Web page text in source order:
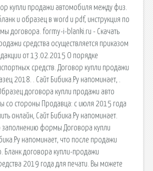
купли продажи автомобиля между физ.
и образец в word и pdf, инструкция по
договора. formy-i-blanki.ru - Скачать
средства осуществляется приказом
от 13.02.2015 О порядке
средств. Договор купли продажи
2018. . Сайт Бибика.Ру напоминает, .
договора купли продажи авто
со стороны Продавца: с июля 2015 года
онлайн, Сайт Бибика.Ру напоминает.
заполнению формы Договора купли
напоминает, что после продажи
Бланк договора купли-продажи
2019 года для печати. Вы можете